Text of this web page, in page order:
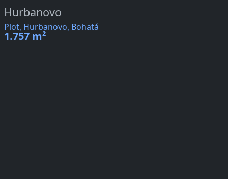
Hurbanovo
Plot, Hurbanovo, Bohatá
1.757 m²